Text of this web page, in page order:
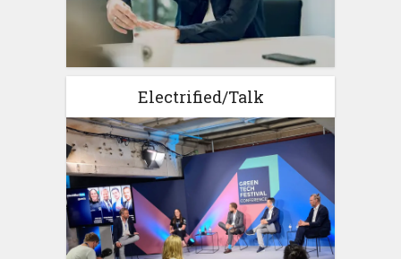
Electrified/Talk